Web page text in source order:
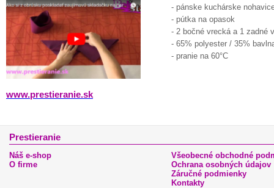
www.prestieranie.sk
- pánske kuchárske
- pútka na opasok
- 2 bočné vrecká a 1 zadné
- 65% polyester / 35%
- pranie na 60°C
Prestieranie
Náš e-shop
O firme
Všeobecné obchodné
Ochrana osobných údajov
Záručné podmienky
Kontakty